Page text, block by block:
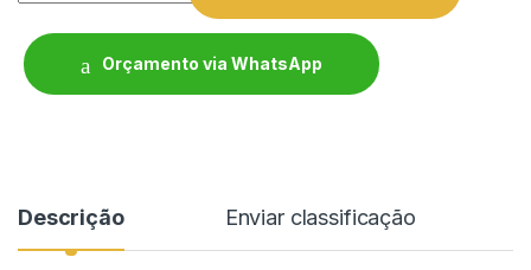
Orçamento via WhatsApp
Descrição Enviar classificação